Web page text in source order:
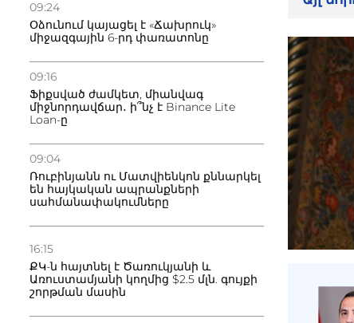
09:24
Օձունում կայացել է «Ճախրուկ»
միջազգային 6-րդ փառատոնը
09:16
Ֆիքսված ժամկետ, միանվագ
միջնորդավճար․ ի՞նչ է Binance Lite
Loan-ը
09:04
Ռուբինյանն ու Մատվիենկոն քննարկել
են հայկական ապրանքների
սահմանափակումները
16:15
ՔԿ-ն հայտնել է Ծառուկյանի և
Առուստամյանի կողմից $2.5 մլն. գույքի
շորթման մասին